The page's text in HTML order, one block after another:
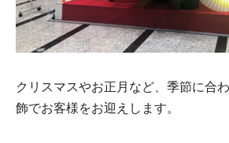
クリスマスやお正月など、季節に合
飾でお客様をお迎えします。